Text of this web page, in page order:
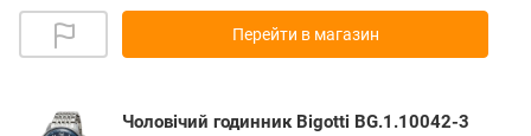
Перейти в магазин
Чоловічий годинник Bigotti BG.1.10042-3